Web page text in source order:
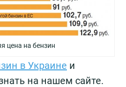
цена на бензин
в Украине и
на нашем сайте.